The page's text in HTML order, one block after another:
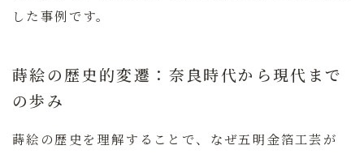
した事例です。
蒔絵の歴史的変遷：奈良時代から現代まで
の歩み
蒔絵の歴史を理解することで、なぜ五明金箔工芸が